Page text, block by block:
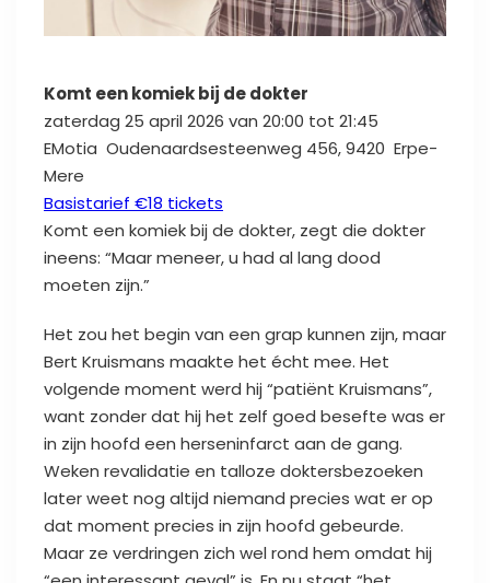
Komt een komiek bij de dokter
zaterdag 25 april 2026 van 20:00 tot 21:45
EMotia Oudenaardsesteenweg 456, 9420 Erpe-
Mere
Basistarief €18 tickets
Komt een komiek bij de dokter, zegt die dokter
ineens: “Maar meneer, u had al lang dood
moeten zijn.”
Het zou het begin van een grap kunnen zijn, maar
Bert Kruismans maakte het écht mee. Het
volgende moment werd hij “patiënt Kruismans”,
want zonder dat hij het zelf goed besefte was er
in zijn hoofd een herseninfarct aan de gang.
Weken revalidatie en talloze doktersbezoeken
later weet nog altijd niemand precies wat er op
dat moment precies in zijn hoofd gebeurde.
Maar ze verdringen zich wel rond hem omdat hij